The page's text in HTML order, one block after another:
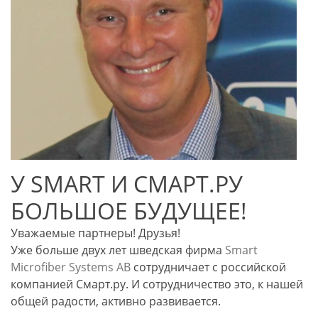
У SMART И СМАРТ.РУ
БОЛЬШОЕ БУДУЩЕЕ!
Уважаемые партнеры! Друзья!
Уже больше двух лет шведская фирма Smart
Microfiber Systems AB сотрудничает с российской
компанией Смарт.ру. И сотрудничество это, к нашей
общей радости, активно развивается.